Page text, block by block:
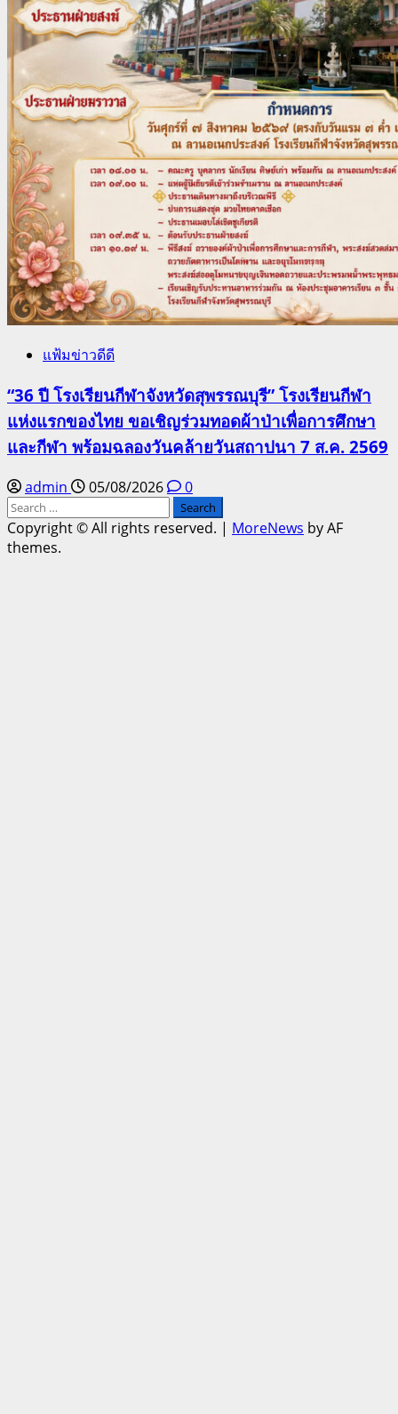
แฟ้มข่าวดีดี
“36 ปี โรงเรียนกีฬาจังหวัดสุพรรณบุรี” โรงเรียนกีฬา
แห่งแรกของไทย ขอเชิญร่วมทอดผ้าป่าเพื่อการศึกษา
และกีฬา พร้อมฉลองวันคล้ายวันสถาปนา 7 ส.ค. 2569
admin 05/08/2026
0
Search
for:
Copyright © All rights reserved. | MoreNews by AF
themes.